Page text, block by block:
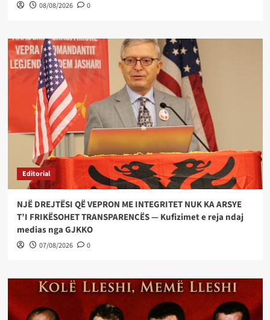
08/08/2026 0
Editorial
NJË DREJTËSI QË VEPRON ME INTEGRITET NUK KA ARSYE
T’I FRIKËSOHET TRANSPARENCËS — Kufizimet e reja ndaj
medias nga GJKKO
07/08/2026 0